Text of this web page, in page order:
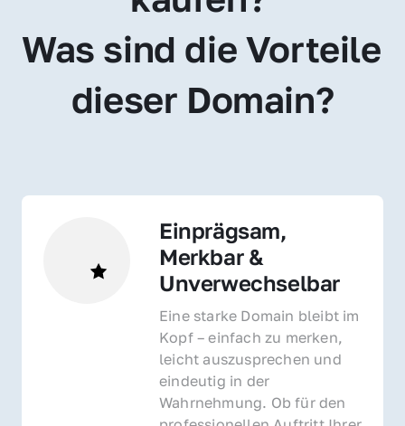
Was sind die Vorteile
dieser Domain?
Einprägsam,
Merkbar &
Unverwechselbar
Eine starke Domain bleibt im
Kopf – einfach zu merken,
leicht auszusprechen und
eindeutig in der
Wahrnehmung. Ob für den